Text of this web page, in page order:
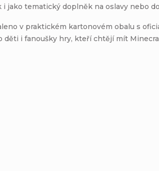
i jako tematický doplněk na oslavy nebo
v praktickém kartonovém obalu s
děti i fanoušky hry, kteří chtějí mít